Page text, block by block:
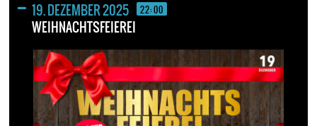
19. DEZEMBER 2025 22:00
WEIHNACHTSFEIEREI